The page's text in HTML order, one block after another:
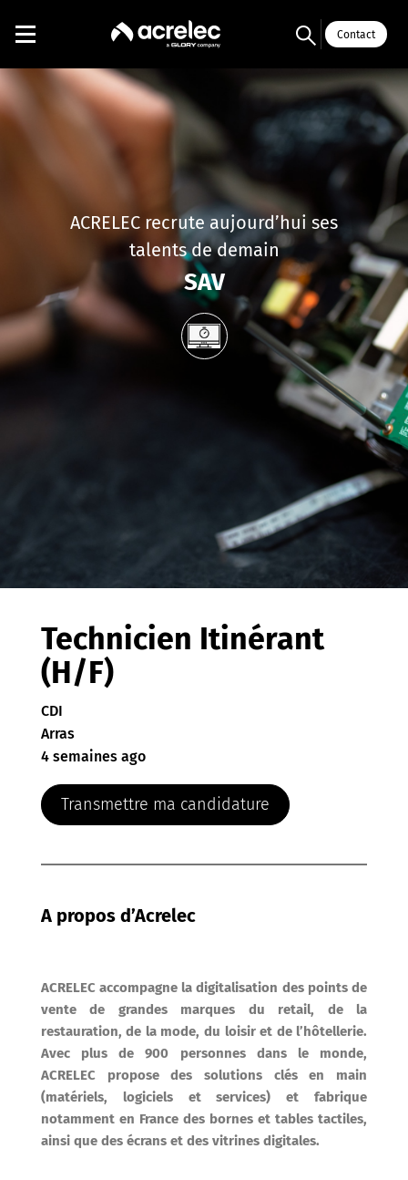
Contact
ACRELEC recrute aujourd’hui ses
talents de demain
SAV
Technicien Itinérant
(H/F)
CDI
Arras
4 semaines ago
Transmettre ma candidature
A propos d’Acrelec
ACRELEC accompagne la digitalisation des points de
vente de grandes marques du retail, de la
restauration, de la mode, du loisir et de l’hôtellerie.
Avec plus de 900 personnes dans le monde,
ACRELEC propose des solutions clés en main
(matériels, logiciels et services) et fabrique
notamment en France des bornes et tables tactiles,
ainsi que des écrans et des vitrines digitales.